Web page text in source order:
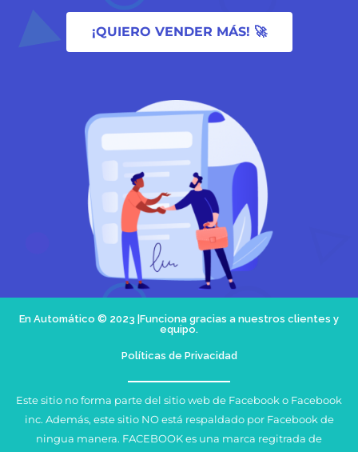
¡QUIERO VENDER MÁS! 🚀
En Automático © 2023 |Funciona gracias a nuestros clientes y
equipo.
Políticas de Privacidad
Este sitio no forma parte del sitio web de Facebook o Facebook
inc. Además, este sitio NO está respaldado por Facebook de
ningua manera. FACEBOOK es una marca regitrada de